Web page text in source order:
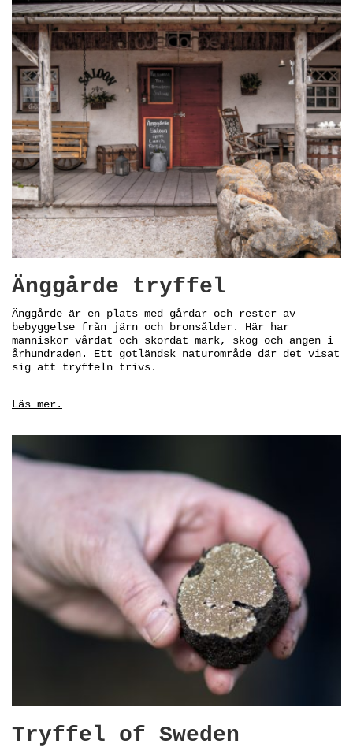
Änggårde tryffel
Änggårde är en plats med gårdar och rester av
bebyggelse från järn och bronsålder. Här har
människor vårdat och skördat mark, skog och ängen i
århundraden. Ett gotländsk naturområde där det visat
sig att tryffeln trivs.
Läs mer.
Tryffel of Sweden